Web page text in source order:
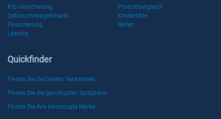
Kfz-Versicherung
Produktvergleich
Gebrauchtwagenmarkt
Kindersitze
Finanzierung
Reifen
Leasing
Quickfinder
Finden Sie die besten Tankstellen
Finden Sie die günstigsten Spritpreise
Finden Sie Ihre bevorzugte Marke